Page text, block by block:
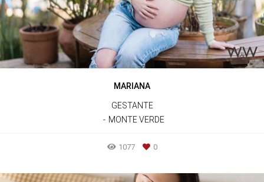
MARIANA
GESTANTE
MONTE VERDE
1077 0